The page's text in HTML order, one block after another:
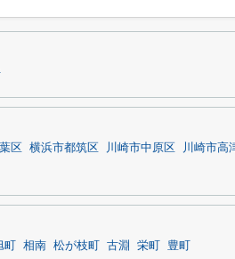
区 横浜市都筑区 川崎市中原区 川崎市高
相南 松が枝町 古淵 栄町 豊町